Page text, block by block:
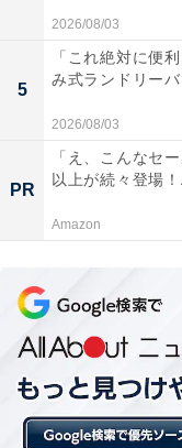
【あわせて買い
Pioneer「AVIC-
2026/08/03
5
「これ絶対に便
み式ランドリー
2026/08/03
PR
「え、こんなセ
以上が続々登場
Amazon